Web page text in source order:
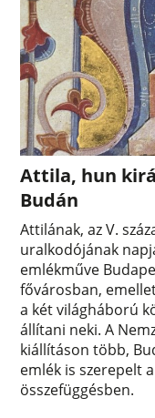
Attila, hun
Budán
Attilának, az V.
uralkodójának
emlékműve
fővárosban,
a két világháború
állítani neki. A
kiállításon több,
emlék is szerepelt
összefüggésben.